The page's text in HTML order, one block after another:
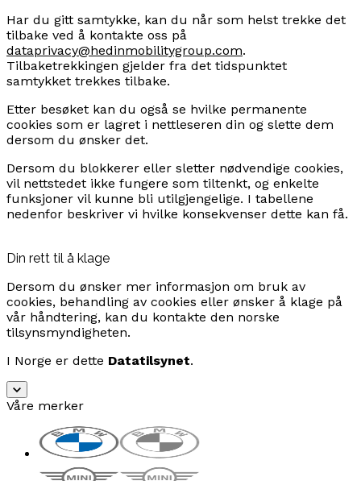
Har du gitt samtykke, kan du når som helst trekke det
tilbake ved å kontakte oss på
dataprivacy@hedinmobilitygroup.com.
Tilbaketrekkingen gjelder fra det tidspunktet
samtykket trekkes tilbake.
Etter besøket kan du også se hvilke permanente
cookies som er lagret i nettleseren din og slette dem
dersom du ønsker det.
Dersom du blokkerer eller sletter nødvendige cookies,
vil nettstedet ikke fungere som tiltenkt, og enkelte
funksjoner vil kunne bli utilgjengelige. I tabellene
nedenfor beskriver vi hvilke konsekvenser dette kan få.
Din rett til å klage
Dersom du ønsker mer informasjon om bruk av
cookies, behandling av cookies eller ønsker å klage på
vår håndtering, kan du kontakte den norske
tilsynsmyndigheten.
I Norge er dette Datatilsynet.
Våre merker